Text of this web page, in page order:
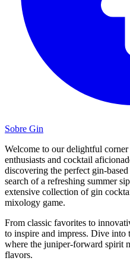
Sobre Gin
Welcome to our delightful
enthusiasts and cocktail
discovering the perfect gin-
search of a refreshing summer
extensive collection of gin
mixology game.
From classic favorites to
to inspire and impress. Dive
where the juniper-forward spirit
flavors.